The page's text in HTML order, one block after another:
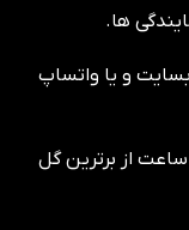
ها.
و یا واتساپ
تحویل سفارش ها به صورت فوری و نهایتا 4 ساعت از برترین گل